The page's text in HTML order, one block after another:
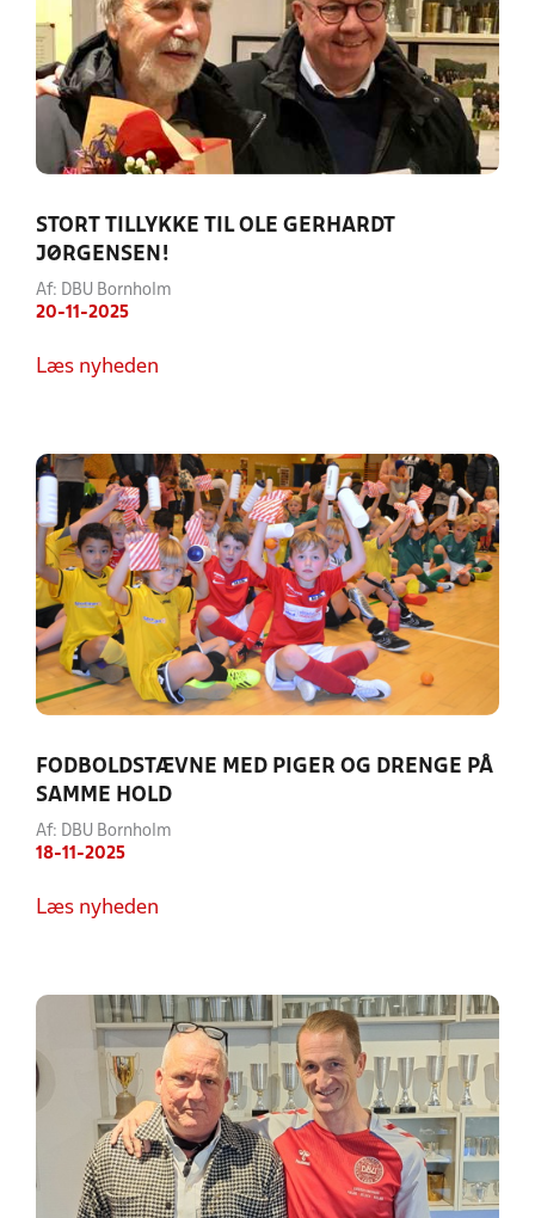
STORT TILLYKKE TIL OLE GERHARDT
JØRGENSEN!
Af: DBU Bornholm
20-11-2025
Læs nyheden
FODBOLDSTÆVNE MED PIGER OG DRENGE PÅ
SAMME HOLD
Af: DBU Bornholm
18-11-2025
Læs nyheden